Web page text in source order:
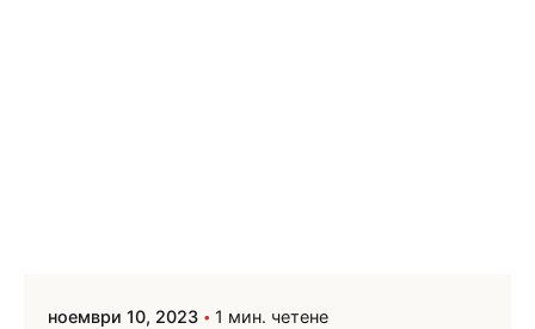
ноември 10, 2023 1 мин. четене